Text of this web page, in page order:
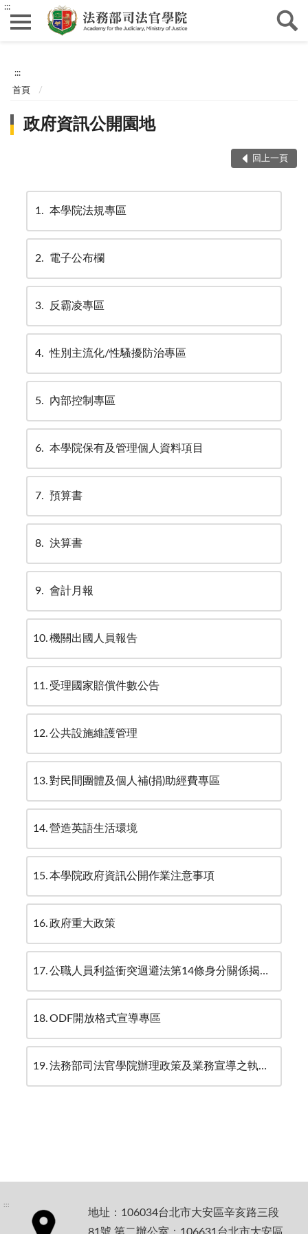
:::
:::
首頁
政府資訊公開園地
回上一頁
1 本學院法規專區
2 電子公布欄
3 反霸凌專區
4 性別主流化/性騷擾防治專區
5 內部控制專區
6 本學院保有及管理個人資料項目
7 預算書
8 決算書
9 會計月報
10 機關出國人員報告
11 受理國家賠償件數公告
12 公共設施維護管理
13 對民間團體及個人補(捐)助經費專區
14 營造英語生活環境
15 本學院政府資訊公開作業注意事項
16 政府重大政策
17 公職人員利益衝突迴避法第14條身分關係揭露專區
18 ODF開放格式宣導專區
19 法務部司法官學院辦理政策及業務宣導之執行情形
:::
地址：106034台北市大安區辛亥路三段
81號 第二辦公室：106631台北市大安區